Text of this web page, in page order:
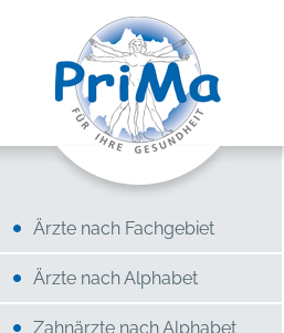
Ärzte nach Fachgebiet
Ärzte nach Alphabet
Zahnärzte nach Alphabet